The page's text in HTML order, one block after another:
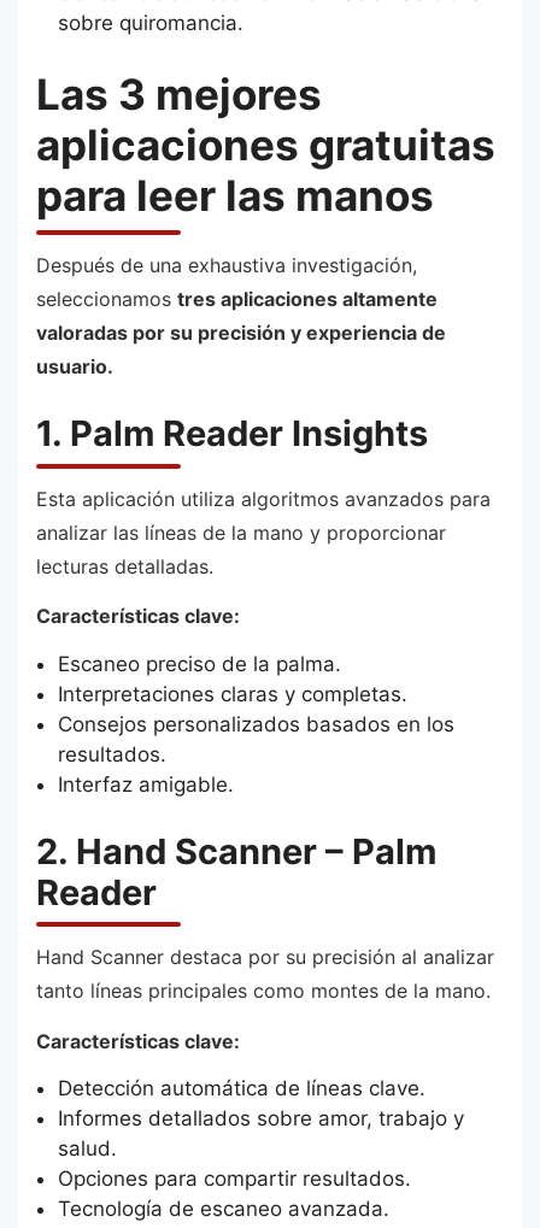
sobre quiromancia.
Las 3 mejores
aplicaciones gratuitas
para leer las manos
Después de una exhaustiva investigación,
seleccionamos tres aplicaciones altamente
valoradas por su precisión y experiencia de
usuario.
1. Palm Reader Insights
Esta aplicación utiliza algoritmos avanzados para
analizar las líneas de la mano y proporcionar
lecturas detalladas.
Características clave:
Escaneo preciso de la palma.
Interpretaciones claras y completas.
Consejos personalizados basados en los
resultados.
Interfaz amigable.
2. Hand Scanner – Palm
Reader
Hand Scanner destaca por su precisión al analizar
tanto líneas principales como montes de la mano.
Características clave:
Detección automática de líneas clave.
Informes detallados sobre amor, trabajo y
salud.
Opciones para compartir resultados.
Tecnología de escaneo avanzada.